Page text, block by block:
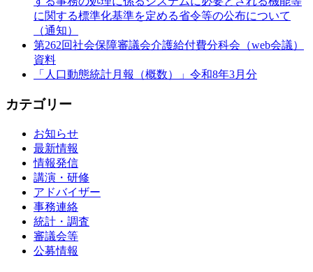
に関する標準化基準を定める省令等の公布について
（通知）
第262回社会保障審議会介護給付費分科会（web会議）
資料
「人口動態統計月報（概数）」令和8年3月分
カテゴリー
お知らせ
最新情報
情報発信
講演・研修
アドバイザー
事務連絡
統計・調査
審議会等
公募情報